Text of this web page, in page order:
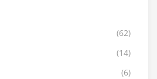
(62)
(14)
(6)